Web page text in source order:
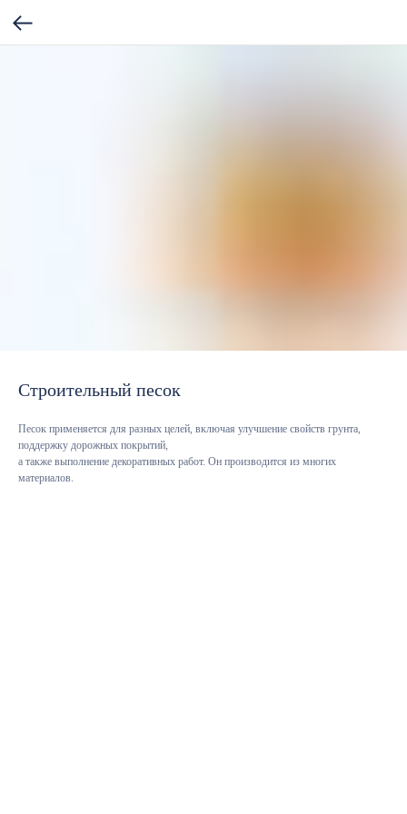
Строительный песок
Песок применяется для разных целей, включая улучшение свойств грунта,
поддержку дорожных покрытий,
а также выполнение декоративных работ. Он производится из многих
материалов.